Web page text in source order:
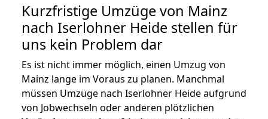
Kurzfristige Umzüge von Mainz
nach Iserlohner Heide stellen für
uns kein Problem dar
Es ist nicht immer möglich, einen Umzug von
Mainz lange im Voraus zu planen. Manchmal
müssen Umzüge nach Iserlohner Heide aufgrund
von Jobwechseln oder anderen plötzlichen